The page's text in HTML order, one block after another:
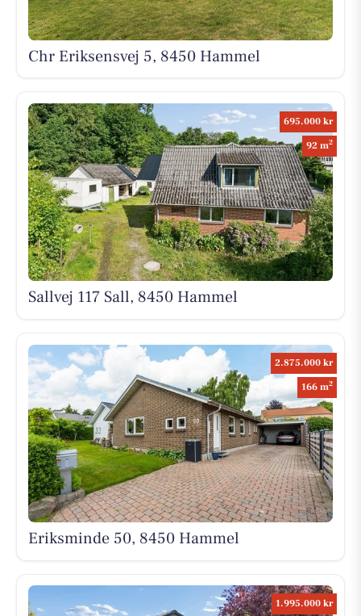
Chr Eriksensvej 5, 8450 Hammel
695.000 kr
92 m2
Sallvej 117 Sall, 8450 Hammel
2.875.000 kr
166 m2
Eriksminde 50, 8450 Hammel
1.995.000 kr